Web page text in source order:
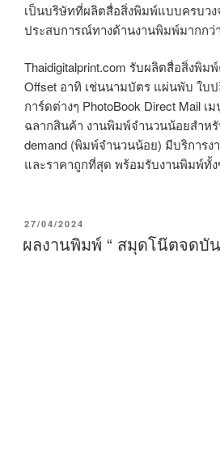
เป็นบริษัทที่ผลิตสื่อสิ่งพิมพ์แบบครบวง
ประสบการณ์ทางด้านงานพิมพ์มากกว่
Thaidigitalprint.com รับผลิตสื่อสิ่งพิม
Offset อาทิ เช่นนามบัตร แผ่นพับ ใบป
การ์ดต่างๆ PhotoBook Direct Mail เ
ฉลากสินค้า งานพิมพ์จำนวนน้อยสำหรั
demand (พิมพ์จำนวนน้อย) มีบริการง
และราคาถูกที่สุด พร้อมรับงานพิมพ์ทั้
P
S
27/04/2024
ผลงานพิมพ์ “ สมุดโน๊ตจดบั